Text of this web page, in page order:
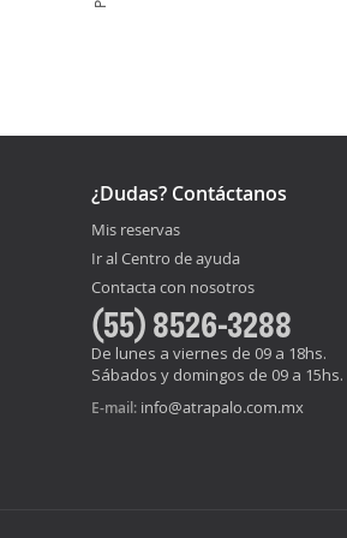
¿Dudas? Contáctanos
Mis reservas
Ir al Centro de ayuda
Contacta con nosotros
(55) 8526-3288
De lunes a viernes de 09 a 18hs.
Sábados y domingos de 09 a 15hs.
E-mail: info@atrapalo.com.mx